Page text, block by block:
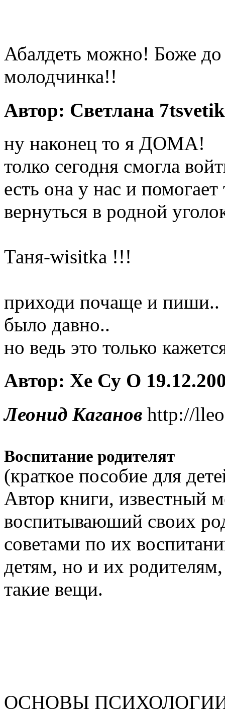
Абалдеть можно! Боже до
молодчинка!!
Автор: Светлана
ну наконец то я ДОМА!
толко сегодня смогла
есть она у нас и
вернуться в родной
Таня-wisitka !!!
приходи почаще и пиши..
было давно..
но ведь это только
Автор: Хе Су О
Леонид Каганов http://
Воспитание родителят
(краткое пособие для
Автор книги, известный
воспитываюший своих
советами по их
детям, но и их
такие вещи.
ОСНОВЫ